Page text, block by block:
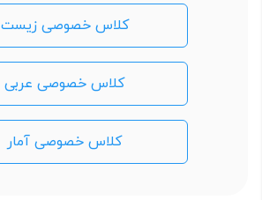
کلاس خصوصی زیست
کلاس خصوصی عربی
کلاس خصوصی آمار